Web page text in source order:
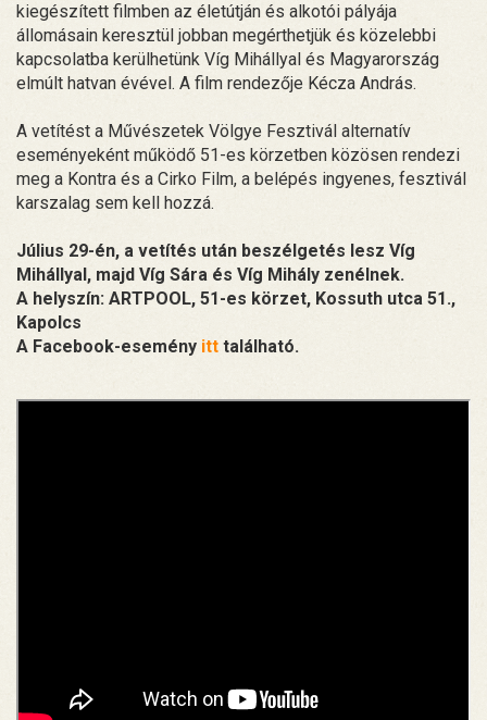
kiegészített filmben az életútján és alkotói pályája
állomásain keresztül jobban megérthetjük és közelebbi
kapcsolatba kerülhetünk Víg Mihállyal és Magyarország
elmúlt hatvan évével. A film rendezője Kécza András.
A vetítést a Művészetek Völgye Fesztivál alternatív
eseményeként működő 51-es körzetben közösen rendezi
meg a Kontra és a Cirko Film, a belépés ingyenes, fesztivál
karszalag sem kell hozzá.
Július 29-én, a vetítés után beszélgetés lesz Víg
Mihállyal, majd Víg Sára és Víg Mihály zenélnek.
A helyszín: ARTPOOL, 51-es körzet, Kossuth utca 51.,
Kapolcs
A Facebook-esemény itt található.